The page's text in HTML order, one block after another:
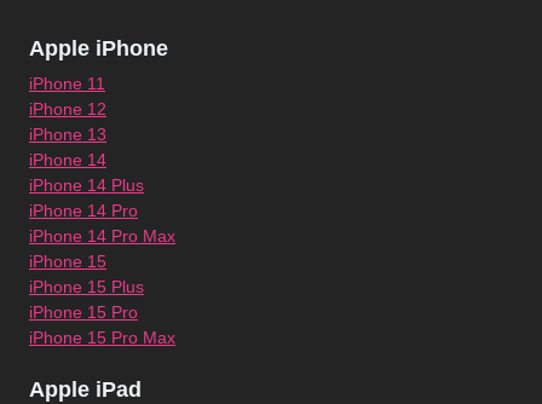
Apple iPhone
iPhone 11
iPhone 12
iPhone 13
iPhone 14
iPhone 14 Plus
iPhone 14 Pro
iPhone 14 Pro Max
iPhone 15
iPhone 15 Plus
iPhone 15 Pro
iPhone 15 Pro Max
Apple iPad